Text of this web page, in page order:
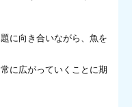
に向き合いながら、魚を
に広がっていくことに期